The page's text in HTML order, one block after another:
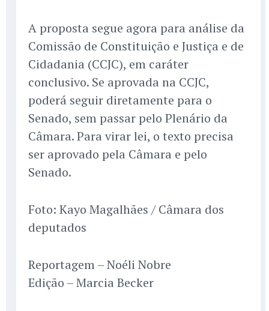
A proposta segue agora para análise da
Comissão de Constituição e Justiça e de
Cidadania (CCJC), em caráter
conclusivo. Se aprovada na CCJC,
poderá seguir diretamente para o
Senado, sem passar pelo Plenário da
Câmara. Para virar lei, o texto precisa
ser aprovado pela Câmara e pelo
Senado.
Foto: Kayo Magalhães / Câmara dos
deputados
Reportagem – Noéli Nobre
Edição – Marcia Becker